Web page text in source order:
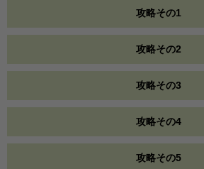
攻略その1
攻略その2
攻略その3
攻略その4
攻略その5